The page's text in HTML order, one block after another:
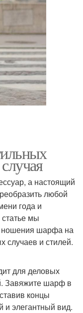
а настоящий
любой
года и
мы
ношения шарфа на
случаев и стилей.
для деловых
Завяжите шарф в
концы
и элегантный вид.